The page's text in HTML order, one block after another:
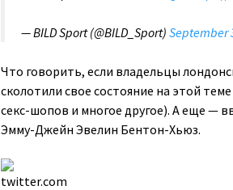
— BILD Sport (@BILD_Sport) September
Что говорить, если владельцы
сколотили свое состояние на этой
секс-шопов и многое другое). А еще —
Эмму-Джейн Эвелин Бентон-Хьюз.
twitter.com